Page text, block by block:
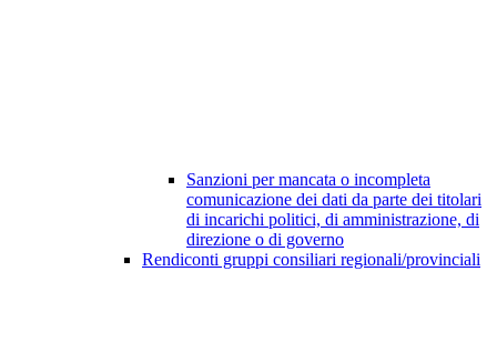
Sanzioni per mancata o incompleta
comunicazione dei dati da parte dei titolari
di incarichi politici, di amministrazione, di
direzione o di governo
Rendiconti gruppi consiliari regionali/provinciali